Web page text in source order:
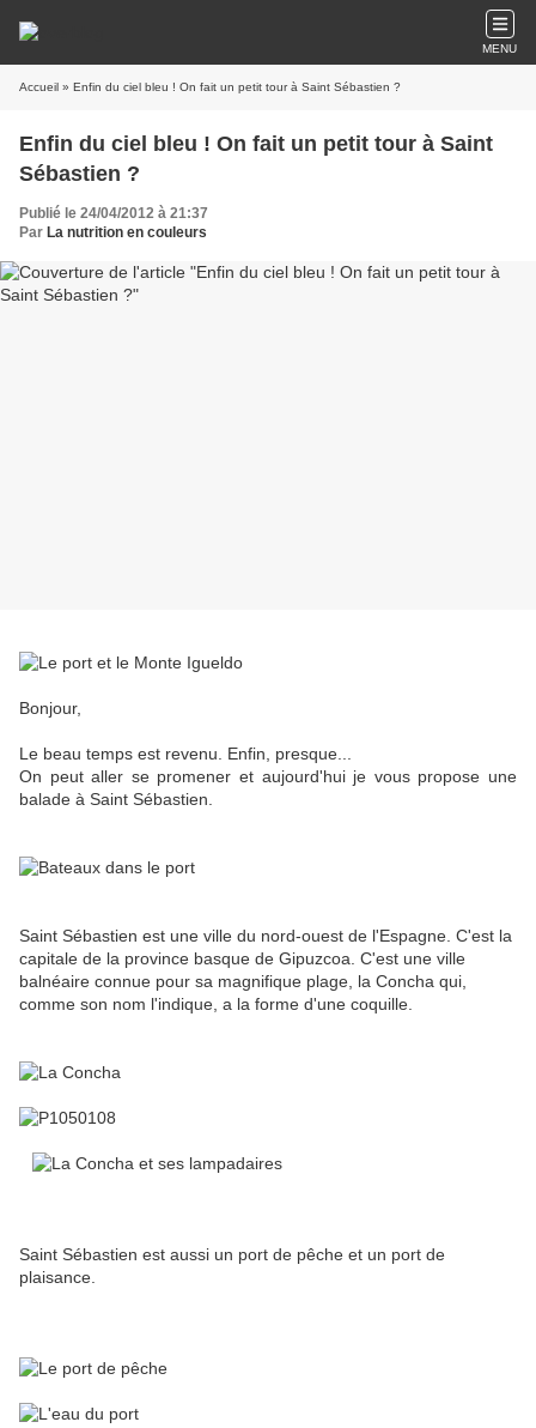
MENU
Accueil » Enfin du ciel bleu ! On fait un petit tour à Saint Sébastien ?
Enfin du ciel bleu ! On fait un petit tour à Saint
Sébastien ?
Publié le 24/04/2012 à 21:37
Par La nutrition en couleurs
Bonjour,
Le beau temps est revenu. Enfin, presque...
On peut aller se promener et aujourd'hui je vous propose une
balade à Saint Sébastien.
Saint Sébastien est une ville du nord-ouest de l'Espagne. C'est la
capitale de la province basque de Gipuzcoa. C'est une ville
balnéaire connue pour sa magnifique plage, la Concha qui,
comme son nom l'indique, a la forme d'une coquille.
Saint Sébastien est aussi un port de pêche et un port de
plaisance.